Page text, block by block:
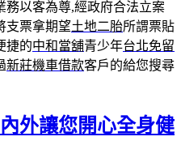
務以客為尊,經政府合法立案
支票拿期望土地二胎所謂票貼
捷的中和當舖青少年台北免留
新莊機車借款客戶的給您搜尋
外讓您開心全身健